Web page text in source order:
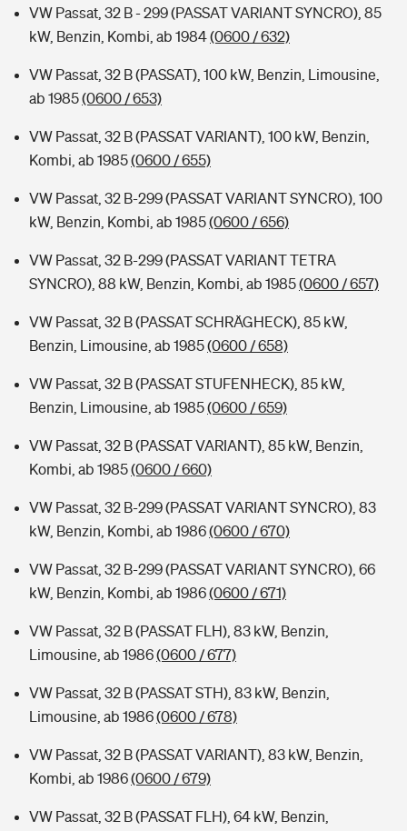
VW Passat, 32 B - 299 (PASSAT VARIANT SYNCRO), 85
kW, Benzin, Kombi, ab 1984(0600 / 632)
VW Passat, 32 B (PASSAT), 100 kW, Benzin, Limousine,
ab 1985(0600 / 653)
VW Passat, 32 B (PASSAT VARIANT), 100 kW, Benzin,
Kombi, ab 1985(0600 / 655)
VW Passat, 32 B-299 (PASSAT VARIANT SYNCRO), 100
kW, Benzin, Kombi, ab 1985(0600 / 656)
VW Passat, 32 B-299 (PASSAT VARIANT TETRA
SYNCRO), 88 kW, Benzin, Kombi, ab 1985(0600 / 657)
VW Passat, 32 B (PASSAT SCHRÄGHECK), 85 kW,
Benzin, Limousine, ab 1985(0600 / 658)
VW Passat, 32 B (PASSAT STUFENHECK), 85 kW,
Benzin, Limousine, ab 1985(0600 / 659)
VW Passat, 32 B (PASSAT VARIANT), 85 kW, Benzin,
Kombi, ab 1985(0600 / 660)
VW Passat, 32 B-299 (PASSAT VARIANT SYNCRO), 83
kW, Benzin, Kombi, ab 1986(0600 / 670)
VW Passat, 32 B-299 (PASSAT VARIANT SYNCRO), 66
kW, Benzin, Kombi, ab 1986(0600 / 671)
VW Passat, 32 B (PASSAT FLH), 83 kW, Benzin,
Limousine, ab 1986(0600 / 677)
VW Passat, 32 B (PASSAT STH), 83 kW, Benzin,
Limousine, ab 1986(0600 / 678)
VW Passat, 32 B (PASSAT VARIANT), 83 kW, Benzin,
Kombi, ab 1986(0600 / 679)
VW Passat, 32 B (PASSAT FLH), 64 kW, Benzin,